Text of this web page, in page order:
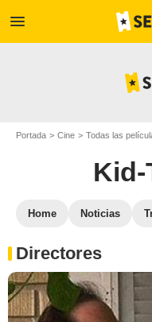
menu
Portada Cine Todas las
Home Noticias
Directores